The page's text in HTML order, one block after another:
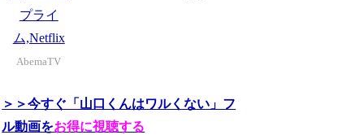
AbemaTV
＞＞今すぐ「山口くんはワルくない」フ
ル動画をお得に視聴する